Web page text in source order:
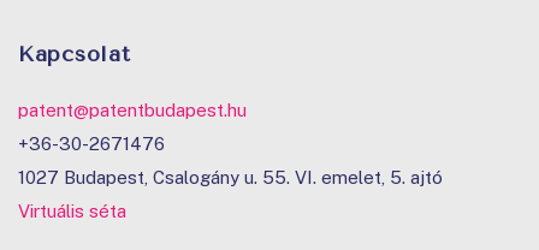
Kapcsolat
patent@patentbudapest.hu
+36-30-2671476
1027 Budapest, Csalogány u. 55. VI. emelet, 5. ajtó
Virtuális séta